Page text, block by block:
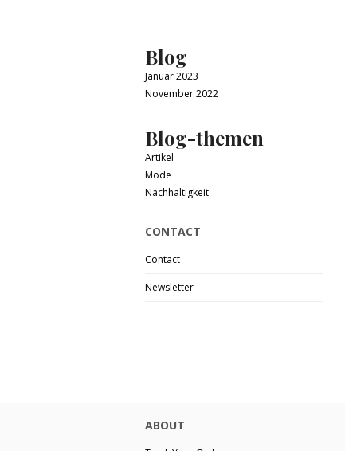
Blog
Januar 2023
November 2022
Blog-themen
Artikel
Mode
Nachhaltigkeit
CONTACT
Contact
Newsletter
ABOUT